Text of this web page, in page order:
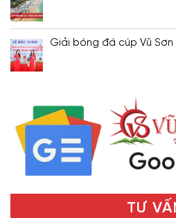
Giải bóng đá cúp Vũ
TƯ